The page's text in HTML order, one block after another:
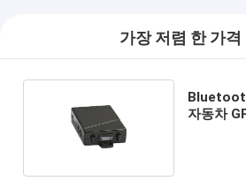
가장 저렴 한 가격
자동차